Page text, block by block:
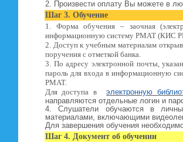
2. Произвести оплату Вы можете в
Шаг 3. Обучение
1. Форма обучения – заочная
информационную систему РМАТ (КИС
2. Доступ к учебным материалам
поручения с отметкой банка.
3. По адресу электронной почты,
пароль для входа в информационную
РМАТ.
Для доступа в
электронную
направляются отдельные логин и
4. Слушатели обучаются в
материалами, включающими
Для завершения обучения
Шаг 4. Документ об обучении